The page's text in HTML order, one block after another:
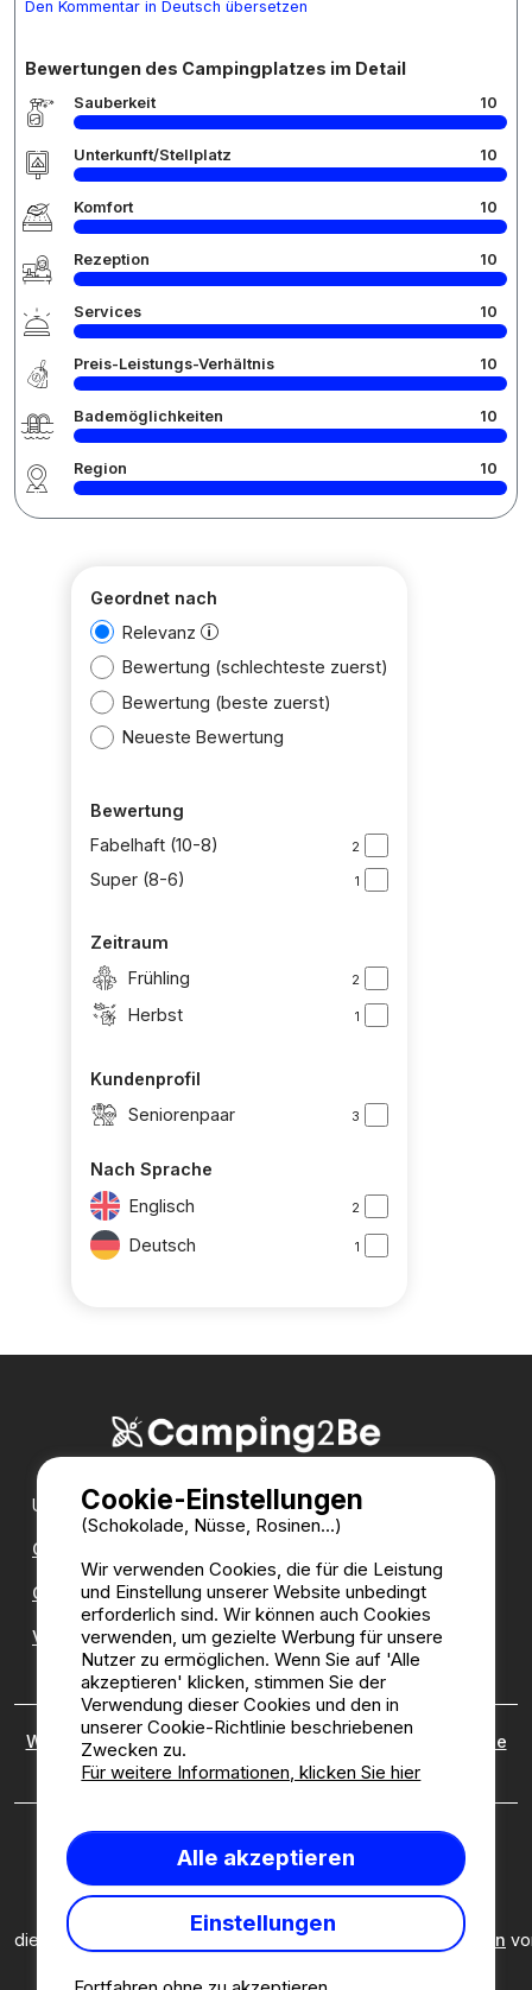
Den Kommentar in Deutsch übersetzen
Bewertungen des Campingplatzes im Detail
Sauberkeit 10
Unterkunft/Stellplatz 10
Komfort 10
Rezeption 10
Services 10
Preis-Leistungs-Verhältnis 10
Bademöglichkeiten 10
Region 10
Geordnet nach
Relevanz
Bewertung (schlechteste zuerst)
Bewertung (beste zuerst)
Neueste Bewertung
Bewertung
Fabelhaft (10-8)
2
Super (8-6) 1
Zeitraum
Frühling
2
Herbst 1
Kundenprofil
Seniorenpaar
3
Nach Sprache
Englisch
2
Deutsch 1
Unsere Partner:
CampingDirect
CampingStreetView
Verzeichnis der Campingplätze
Wer sind wir?
Richtlinie
zu kundenbewertungen
Camping2be.com ©2026 Camping2Be, alle Rechte
vorbehalten. Alle Medien und Bilder sind Eigentum ihrer
jeweiligen Besitzer.
Diese Seite ist durch reCAPTCHA geschützt; es gelten
die
Datenschutzbestimmungen und Nutzungsbedingungen
Cookie-Einstellungen
(Schokolade, Nüsse, Rosinen...)
Wir verwenden Cookies, die für die Leistung
und Einstellung unserer Website unbedingt
erforderlich sind. Wir können auch Cookies
verwenden, um gezielte Werbung für unsere
Nutzer zu ermöglichen. Wenn Sie auf 'Alle
akzeptieren' klicken, stimmen Sie der
Verwendung dieser Cookies und den in
unserer Cookie-Richtlinie beschriebenen
Zwecken zu.
Für weitere Informationen, klicken Sie hier
Alle akzeptieren
Einstellungen